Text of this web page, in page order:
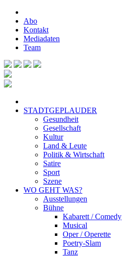
Abo
Kontakt
Mediadaten
Team
STADTGEPLAUDER
Gesundheit
Gesellschaft
Kultur
Land & Leute
Politik & Wirtschaft
Satire
Sport
Szene
WO GEHT WAS?
Ausstellungen
Bühne
Kabarett / Comedy
Musical
Oper / Operette
Poetry-Slam
Tanz